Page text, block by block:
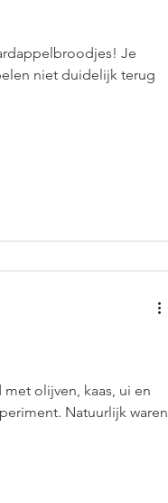
Je
niet duidelijk terug
olijven, kaas, ui en
Natuurlijk waren